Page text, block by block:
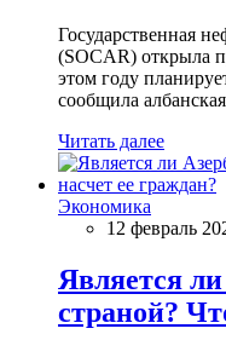
Государственная
(SOCAR) открыла
этом году
сообщила
Читать далее
Экономика
12 февраль
Является
страной?